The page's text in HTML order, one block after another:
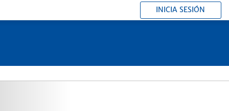
INICIA SESIÓN